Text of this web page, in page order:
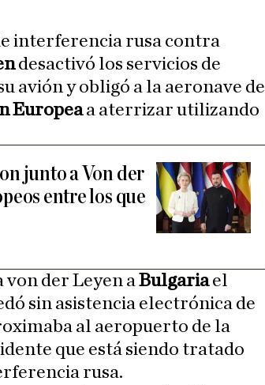
interferencia rusa contra
desactivó los servicios de
avión y obligó a la aeronave de
Europeaa aterrizar utilizando
junto a Von der
entre los que
der Leyen aBulgariael
sin asistencia electrónica de
al aeropuerto de la
que está siendo tratado
rusa.